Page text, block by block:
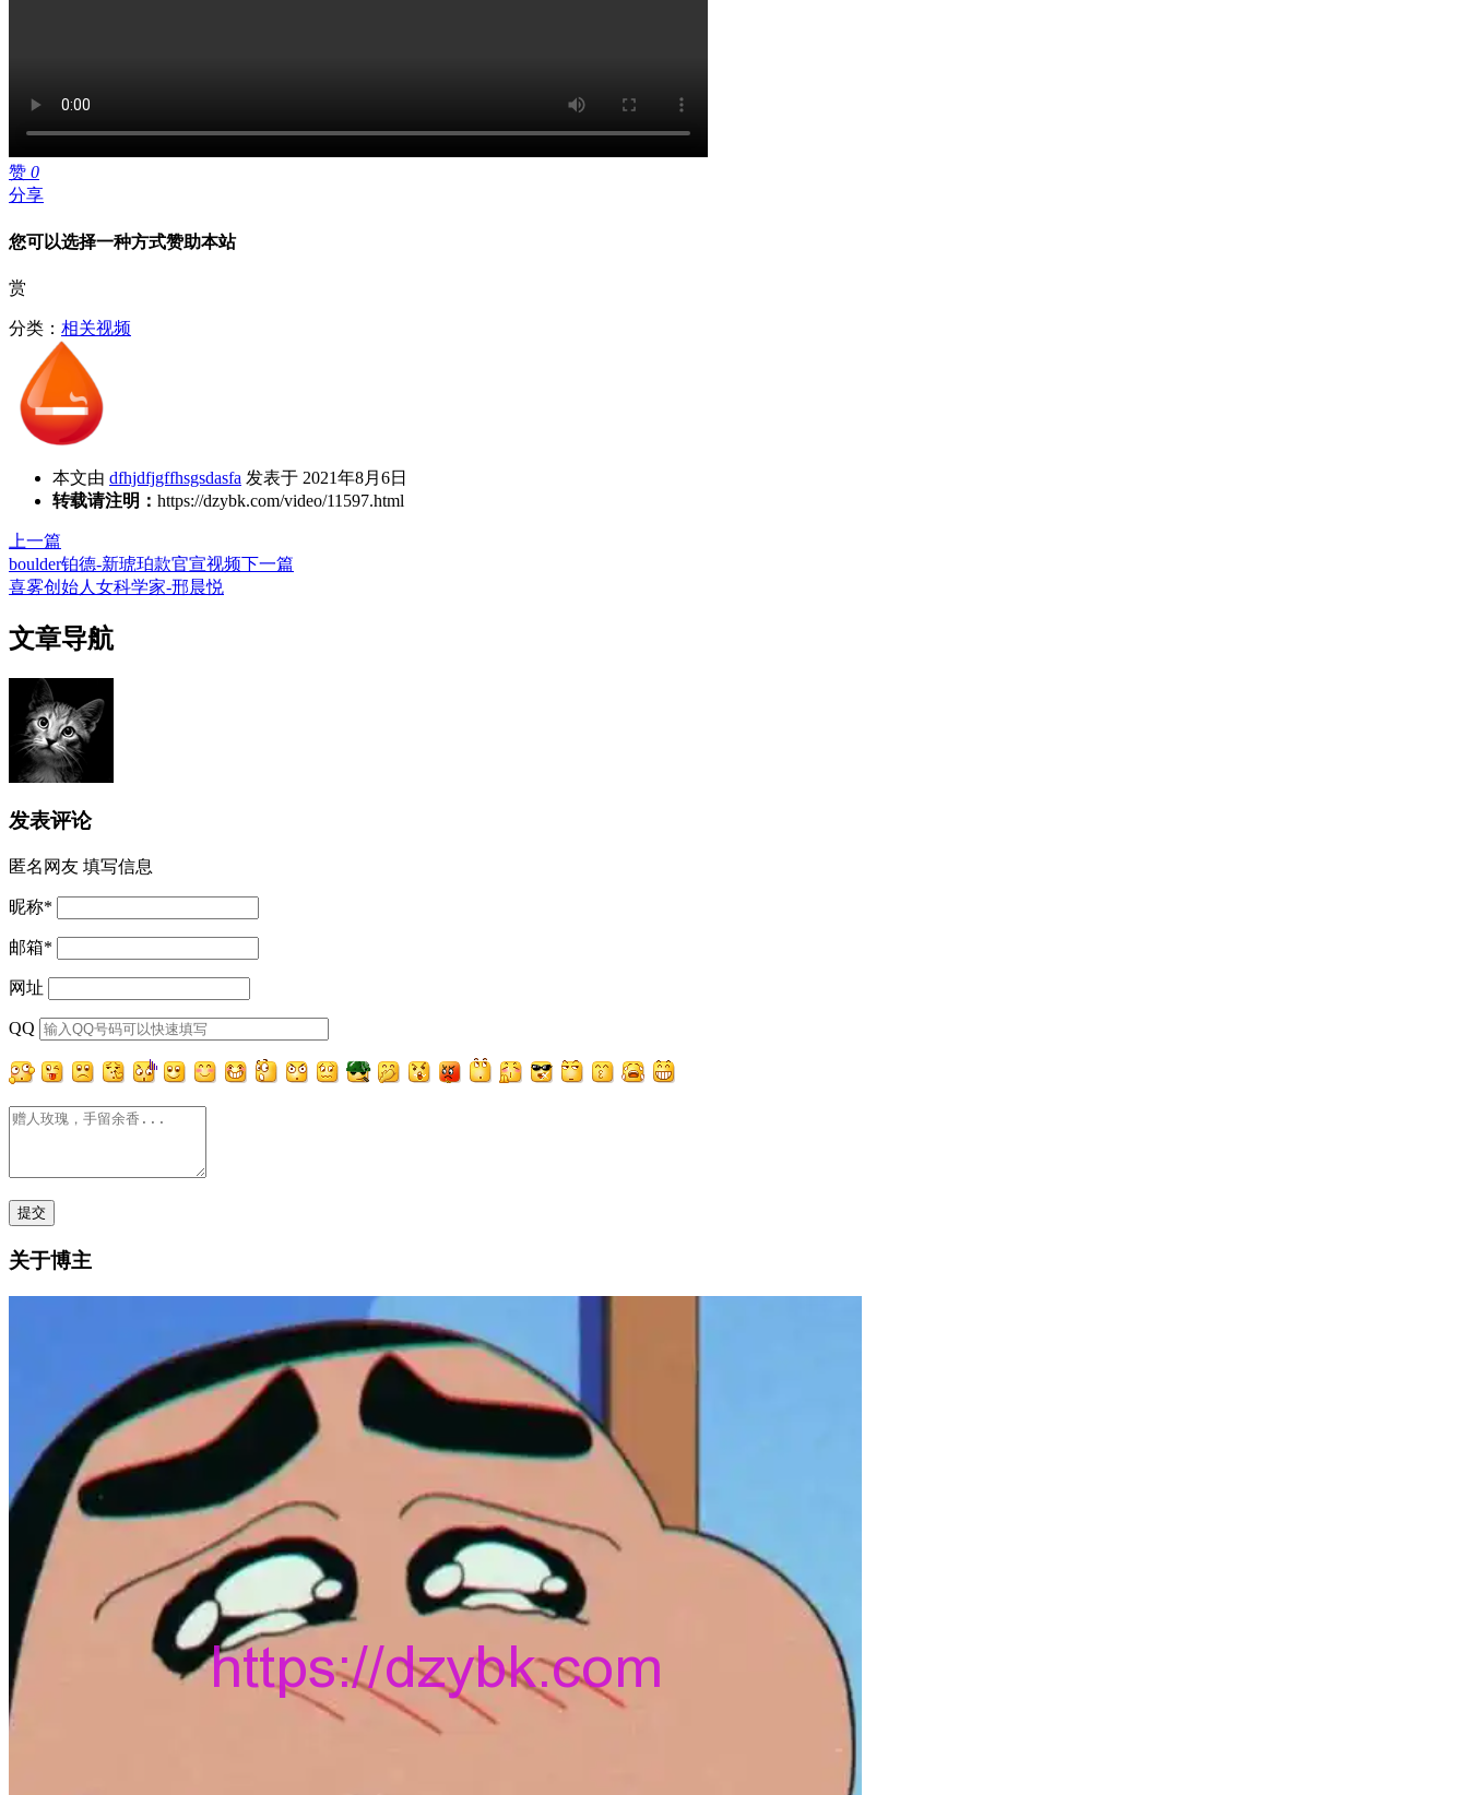
赞 0
分享
您可以选择一种方式赞助本站
赏
分类： 相关视频
本文由 dfhjdfjgffhsgsdasfa 发表于 2021年8月6日
转载请注明： https://dzybk.com/video/11597.html
上一篇
boulder铂德-新琥珀款官宣视频下一篇
喜雾创始人女科学家-邢晨悦
文章导航
发表评论
匿名网友 填写信息
昵称*
邮箱*
网址
QQ
关于博主